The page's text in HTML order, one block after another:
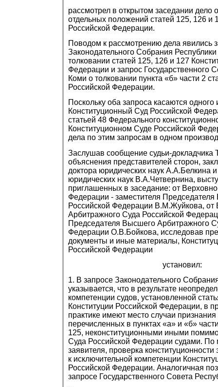
рассмотрел в открытом заседании дело
отдельных положений статей 125, 126 и
Российской Федерации.
Поводом к рассмотрению дела явились
Законодательного Собрания
толковании статей 125, 126 и 127
Федерации и запрос Государственного
Коми о толковании пункта «б» части 2
Российской Федерации.
Поскольку оба запроса касаются одного
Конституционный Суд Российской
статьей 48 Федерального
Конституционном Суде Российской
дела по этим запросам в одном
Заслушав сообщение судьи-докладчика
объяснения представителей сторон,
доктора юридических наук А.А.Белкина
юридических наук В.А.Четвернина,
приглашенных в заседание: от
Федерации - заместителя Председателя
Российской Федерации В.М.Жуйкова, от
Арбитражного Суда Российской
Председателя Высшего Арбитражного
Федерации О.В.Бойкова, исследовав
документы и иные материалы,
Российской Федерации
установил:
1. В запросе Законодательного
указывается, что в результате
компетенции судов, установленной
Конституции Российской Федерации, в
практике имеют место случаи
перечисленных в пунктах «а» и «б»
125, неконституционными иными
Суда Российской Федерации судами.
заявителя, проверка конституционности
к исключительной компетенции
Российской Федерации. Аналогичная
запросе Государственного Совета